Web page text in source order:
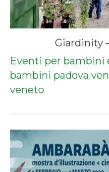
Giardinity
Eventi per bambini
bambini padova,
veneto